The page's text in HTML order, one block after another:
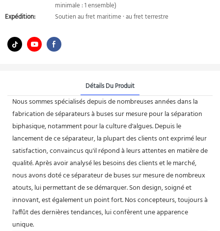
minimale : 1 ensemble)
Expédition:
Soutien au fret maritime · au fret terrestre
Détails Du Produit
Nous sommes spécialisés depuis de nombreuses années dans la
fabrication de séparateurs à buses sur mesure pour la séparation
biphasique, notamment pour la culture d'algues. Depuis le
lancement de ce séparateur, la plupart des clients ont exprimé leur
satisfaction, convaincus qu'il répond à leurs attentes en matière de
qualité. Après avoir analysé les besoins des clients et le marché,
nous avons doté ce séparateur de buses sur mesure de nombreux
atouts, lui permettant de se démarquer. Son design, soigné et
innovant, est également un point fort. Nos concepteurs, toujours à
l'affût des dernières tendances, lui confèrent une apparence
unique.